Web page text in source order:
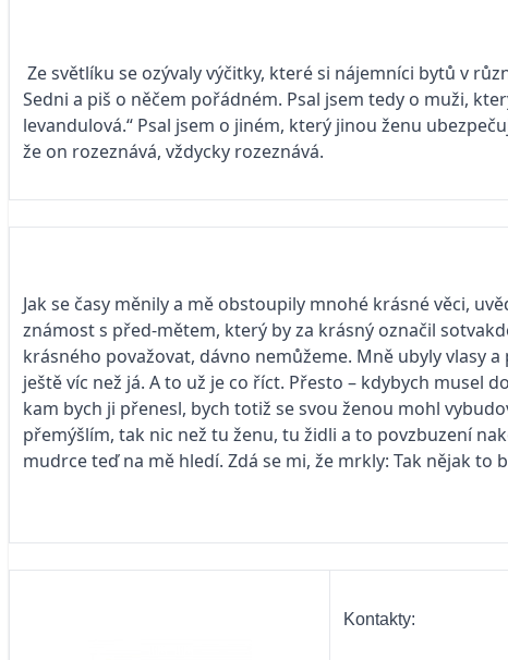
Ze světlíku se ozývaly výčitky, které si nájemníci bytů v
Sedni a piš o něčem pořádném. Psal jsem tedy o muži,
levandulová.“ Psal jsem o jiném, který jinou ženu
že on rozeznává, vždycky rozeznává.
Jak se časy měnily a mě obstoupily mnohé krásné věci,
známost s před-mětem, který by za krásný označil
krásného považovat, dávno nemůžeme. Mně ubyly vlasy
ještě víc než já. A to už je co říct. Přesto – kdybych musel
kam bych ji přenesl, bych totiž se svou ženou mohl
přemýšlím, tak nic než tu ženu, tu židli a to povzbuzení
mudrce teď na mě hledí. Zdá se mi, že mrkly: Tak nějak to
Kontakty: